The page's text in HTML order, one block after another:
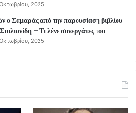
2025
ο Σαμαράς από την παρουσίαση βιβλίου
– Τι λένε συνεργάτες του
2025